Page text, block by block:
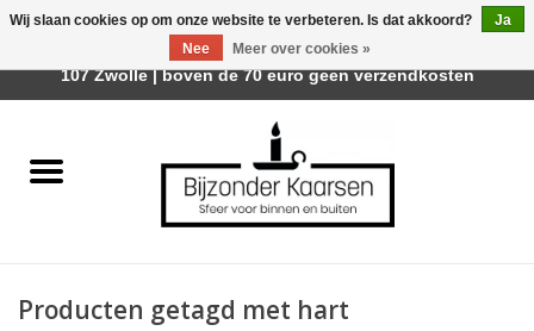
Räder Design Stories
Geurkaarsen
Producten getagd met hart
Wij slaan cookies op om onze website te verbeteren. Is dat akkoord?
Ja
Nee
Meer over cookies »
Afhalen is mogelijk bij Trotz Woon & Cadeau | Belvederelaan
107 Zwolle | boven de 70 euro geen verzendkosten